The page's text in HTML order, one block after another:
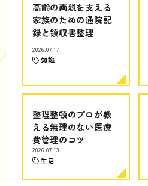
高齢の両親を支える
家族のための通院記
録と領収書整理
2026.07.17
知識
整理整頓のプロが教
える無理のない医療
費管理のコツ
2026.07.13
生活